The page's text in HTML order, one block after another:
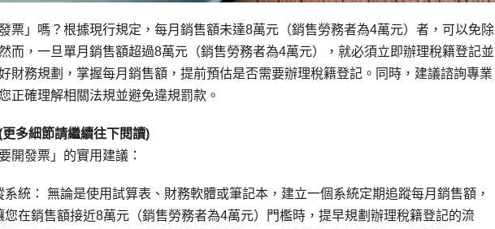
票」嗎？根據現行規定，每月銷售額未達8萬元（銷售勞務者為4萬元）者，可以免除
而，一旦單月銷售額超過8萬元（銷售勞務者為4萬元），就必須立即辦理稅籍登記並
財務規劃，掌握每月銷售額，提前預估是否需要辦理稅籍登記。同時，建議諮詢專業
正確理解相關法規並避免違規罰款。
多細節請繼續往下閱讀)
開發票」的實用建議：
統： 無論是使用試算表、財務軟體或筆記本，建立一個系統定期追蹤每月銷售額，
您在銷售額接近8萬元（銷售勞務者為4萬元）門檻時，提早規劃辦理稅籍登記的流